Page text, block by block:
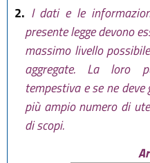
2. I dati e le
presente legge devono
massimo livello
aggregate. La loro
tempestiva e se ne
più ampio numero di
di scopi.